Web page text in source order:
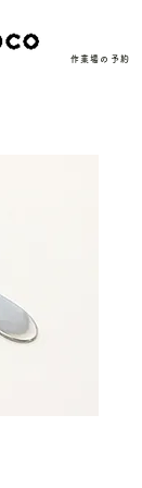
作業場の予約